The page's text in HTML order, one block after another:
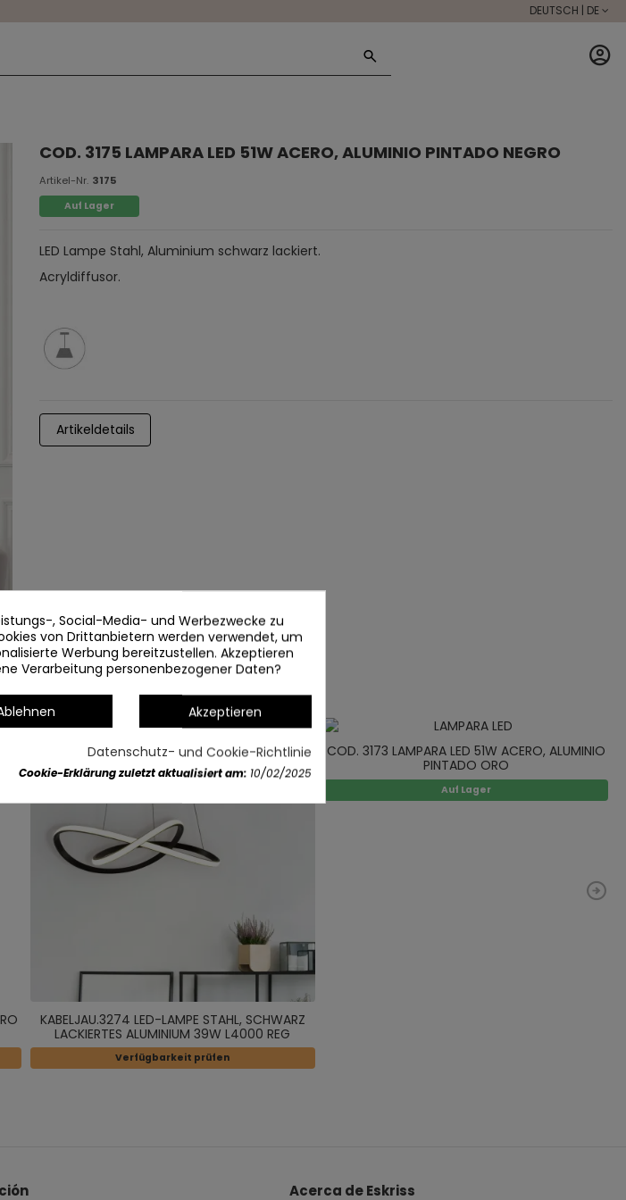
DEUTSCH | DE
COD. 3175 LAMPARA LED 51W ACERO, ALUMINIO PINTADO NEGRO
Artikel-Nr. 3175
Auf Lager
LED Lampe Stahl, Aluminium schwarz lackiert.
Acryldiffusor.
Artikeldetails
KABELJAU.3274 LED-LAMPE STAHL, SCHWARZ
LACKIERTES ALUMINIUM 39W L4000 REG
INT/CM
Verfügbarkeit prüfen
COD. 3173 LAMPARA LED 51W ACERO, ALUMINIO
PINTADO ORO
Auf Lager
Acerca de Eskriss
, Social-Media- und Werbezwecke zu
von Drittanbietern werden verwendet, um
Werbung bereitzustellen. Akzeptieren
Verarbeitung personenbezogener Daten?
Akzeptieren
Datenschutz- und Cookie-Richtlinie
Cookie-Erklärung zuletzt aktualisiert am: 10/02/2025